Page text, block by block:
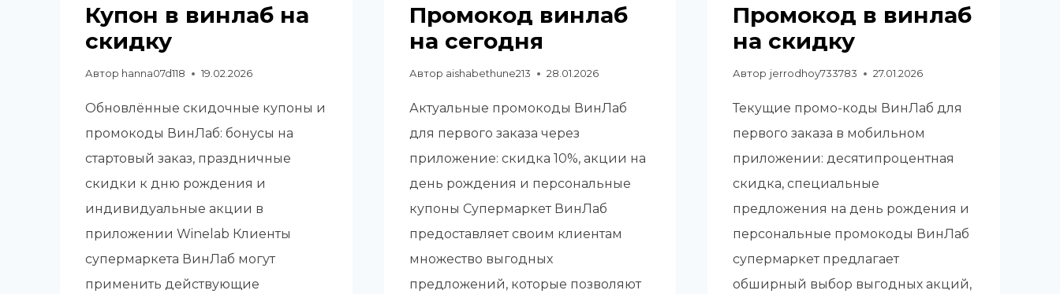
Купон в винлаб на
скидку
Автор hanna07d118 19.02.2026
Обновлённые скидочные купоны и
промокоды ВинЛаб: бонусы на
стартовый заказ, праздничные
скидки к дню рождения и
индивидуальные акции в
приложении Winelab Клиенты
супермаркета ВинЛаб могут
применить действующие
Промокод винлаб
на сегодня
Автор aishabethune213 28.01.2026
Актуальные промокоды ВинЛаб
для первого заказа через
приложение: скидка 10%, акции на
день рождения и персональные
купоны Супермаркет ВинЛаб
предоставляет своим клиентам
множество выгодных
предложений, которые позволяют
Промокод в винлаб
на скидку
Автор jerrodhoy733783 27.01.2026
Текущие промо-коды ВинЛаб для
первого заказа в мобильном
приложении: десятипроцентная
скидка, специальные
предложения на день рождения и
персональные промокоды ВинЛаб
супермаркет предлагает
обширный выбор выгодных акций,